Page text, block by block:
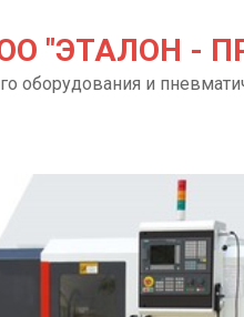
"ЭТАЛОН -
оборудования и